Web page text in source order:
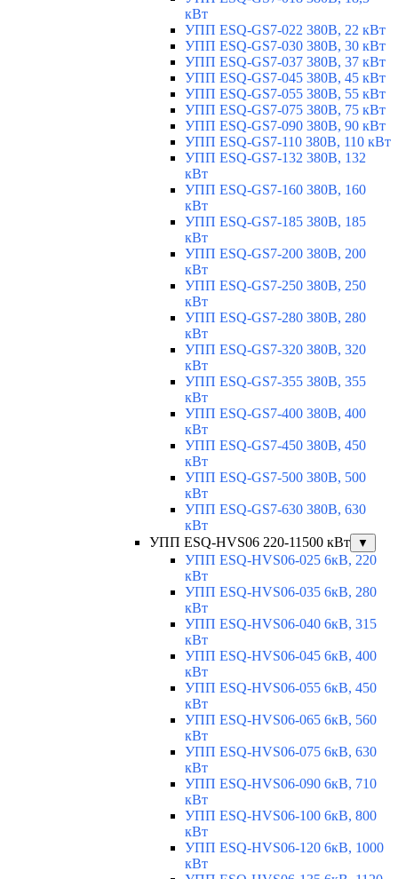
кВт
УПП ESQ-GS7-022 380В, 22 кВт
УПП ESQ-GS7-030 380В, 30 кВт
УПП ESQ-GS7-037 380В, 37 кВт
УПП ESQ-GS7-045 380В, 45 кВт
УПП ESQ-GS7-055 380В, 55 кВт
УПП ESQ-GS7-075 380В, 75 кВт
УПП ESQ-GS7-090 380В, 90 кВт
УПП ESQ-GS7-110 380В, 110 кВт
УПП ESQ-GS7-132 380В, 132
кВт
УПП ESQ-GS7-160 380В, 160
кВт
УПП ESQ-GS7-185 380В, 185
кВт
УПП ESQ-GS7-200 380В, 200
кВт
УПП ESQ-GS7-250 380В, 250
кВт
УПП ESQ-GS7-280 380В, 280
кВт
УПП ESQ-GS7-320 380В, 320
кВт
УПП ESQ-GS7-355 380В, 355
кВт
УПП ESQ-GS7-400 380В, 400
кВт
УПП ESQ-GS7-450 380В, 450
кВт
УПП ESQ-GS7-500 380В, 500
кВт
УПП ESQ-GS7-630 380В, 630
кВт
УПП ESQ-HVS06 220-11500 кВт
▼
УПП ESQ-HVS06-025 6кВ, 220
кВт
УПП ESQ-HVS06-035 6кВ, 280
кВт
УПП ESQ-HVS06-040 6кВ, 315
кВт
УПП ESQ-HVS06-045 6кВ, 400
кВт
УПП ESQ-HVS06-055 6кВ, 450
кВт
УПП ESQ-HVS06-065 6кВ, 560
кВт
УПП ESQ-HVS06-075 6кВ, 630
кВт
УПП ESQ-HVS06-090 6кВ, 710
кВт
УПП ESQ-HVS06-100 6кВ, 800
кВт
УПП ESQ-HVS06-120 6кВ, 1000
кВт